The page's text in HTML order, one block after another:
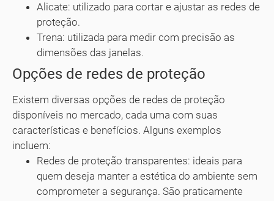
Alicate: utilizado para cortar e ajustar as redes de
proteção.
Trena: utilizada para medir com precisão as
dimensões das janelas.
Opções de redes de proteção
Existem diversas opções de redes de proteção
disponíveis no mercado, cada uma com suas
características e benefícios. Alguns exemplos
incluem:
Redes de proteção transparentes: ideais para
quem deseja manter a estética do ambiente sem
comprometer a segurança. São praticamente